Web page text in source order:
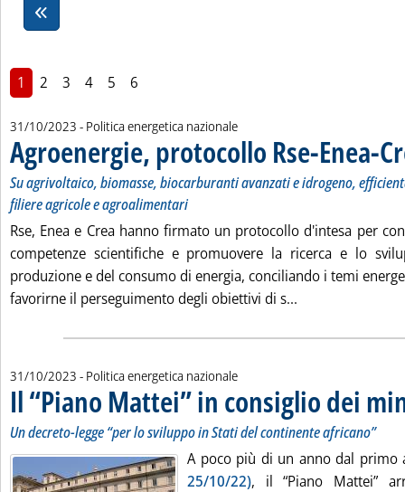
1 2 3 4 5 6
31/10/2023 - Politica energetica nazionale
Agroenergie, protocollo Rse-Enea-
Su agrivoltaico, biomasse, biocarburanti avanzati e idrogeno,
filiere agricole e agroalimentari
Rse, Enea e Crea hanno firmato un protocollo d'intesa per
competenze scientifiche e promuovere la ricerca e lo
produzione e del consumo di energia, conciliando i temi
favorirne il perseguimento degli obiettivi di s...
31/10/2023 - Politica energetica nazionale
Il “Piano Mattei” in consiglio dei
Un decreto-legge “per lo sviluppo in Stati del continente africano”
A poco più di un anno dal primo
25/10/22), il “Piano Mattei”